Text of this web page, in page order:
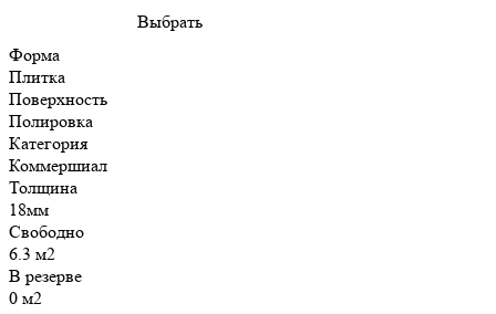
Выбрать
Форма
Плитка
Поверхность
Полировка
Категория
Коммершиал
Толщина
18мм
Свободно
6.3 м2
В резерве
0 м2